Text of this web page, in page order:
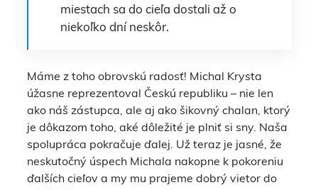
miestach sa do cieľa dostali až o
niekoľko dní neskôr.
Máme z toho obrovskú radosť! Michal Krysta
úžasne reprezentoval Českú republiku – nie len
ako náš zástupca, ale aj ako šikovný chalan, ktorý
je dôkazom toho, aké dôležité je plniť si sny. Naša
spolupráca pokračuje ďalej. Už teraz je jasné, že
neskutočný úspech Michala nakopne k pokoreniu
ďalších cieľov a my mu prajeme dobrý vietor do